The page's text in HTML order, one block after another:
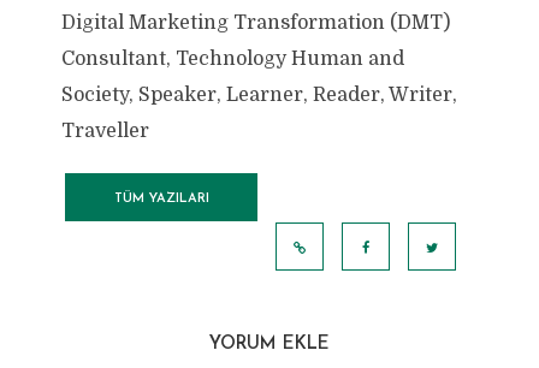
Digital Marketing Transformation (DMT)
Consultant, Technology Human and
Society, Speaker, Learner, Reader, Writer,
Traveller
TÜM YAZILARI
YORUM EKLE